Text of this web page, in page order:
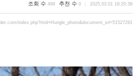
조회 수 499 추천 수 0 2025.03.01 18:20:38
index.php?mid=Hungle_photo&document_srl=51527291